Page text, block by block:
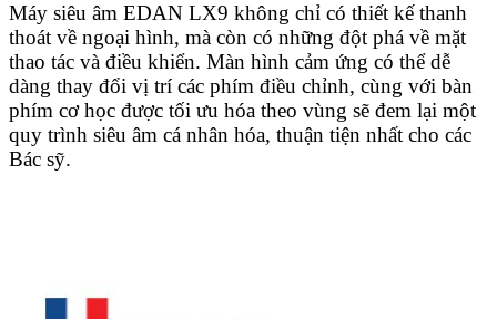
Máy siêu âm EDAN LX9 không chỉ có thiết kế thanh
thoát về ngoại hình, mà còn có những đột phá về mặt
thao tác và điều khiển. Màn hình cảm ứng có thể dễ
dàng thay đổi vị trí các phím điều chỉnh, cùng với bàn
phím cơ học được tối ưu hóa theo vùng sẽ đem lại một
quy trình siêu âm cá nhân hóa, thuận tiện nhất cho các
Bác sỹ.